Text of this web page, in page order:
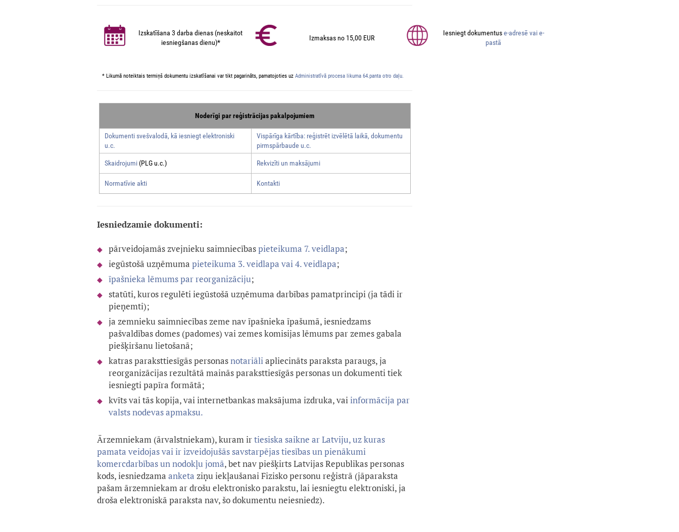
Izskatīšana 3 darba dienas (neskaitot
iesniegšanas dienu)*
Izmaksas no 15,00 EUR
Iesniegt dokumentuse-adresē vai e-
pastā
* Likumā noteiktais termiņš dokumentu izskatīšanai var tikt pagarināts, pamatojoties uz Administratīvā procesa likuma 64.panta otro daļu.
Noderīgi par reģistrācijas pakalpojumiem
Dokumenti svešvalodā, kā iesniegt elektroniski
u.c.
Vispārīga kārtība: reģistrēt izvēlētā laikā, dokumentu
pirmspārbaude u.c.
Skaidrojumi(PLG u.c.) Rekvizīti un maksājumi
Normatīvie akti Kontakti
Iesniedzamie dokumenti:
pārveidojamās zvejnieku saimniecībaspieteikuma 7. veidlapa;
iegūstošā uzņēmuma pieteikuma 3. veidlapa vai 4. veidlapa;
īpašnieka lēmums par reorganizāciju;
statūti, kuros regulēti iegūstošā uzņēmuma darbības pamatprincipi (ja tādi ir
pieņemti);
ja zemnieku saimniecības zeme nav īpašnieka īpašumā, iesniedzams
pašvaldības domes (padomes) vai zemes komisijas lēmums par zemes gabala
piešķiršanu lietošanā;
katras paraksttiesīgās personasnotariāliapliecināts paraksta paraugs, ja
reorganizācijas rezultātā mainās paraksttiesīgās personas un dokumenti tiek
iesniegti papīra formātā;
kvīts vai tās kopija, vai internetbankas maksājuma izdruka, vaiinformācija par
valsts nodevas apmaksu.
Ārzemniekam (ārvalstniekam), kuram irtiesiska saikne ar Latviju, uz kuras
pamata veidojas vai ir izveidojušās savstarpējas tiesības un pienākumi
komercdarbības un nodokļu jomā, bet nav piešķirts Latvijas Republikas personas
kods, iesniedzama anketa ziņu iekļaušanai Fizisko personu reģistrā (jāparaksta
pašam ārzemniekam ar drošu elektronisko parakstu, lai iesniegtu elektroniski, ja
droša elektroniskā paraksta nav, šo dokumentu neiesniedz).